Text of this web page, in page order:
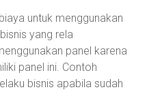
untuk menggunakan
yang rela
panel karena
panel ini. Contoh
bisnis apabila sudah